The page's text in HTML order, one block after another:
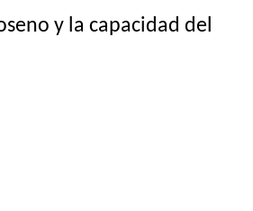
y la capacidad del